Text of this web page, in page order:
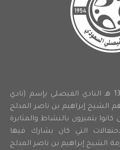
أسس شباب حرمه عام 1374 هـ النادي الفيصلي بإسم (نادي
إبراهيم بن ناصر المدلج
يتميزون بالنشاط والمثابرة
التي كان يشارك فيها
الشيخ إبراهيم بن ناصر المدلج